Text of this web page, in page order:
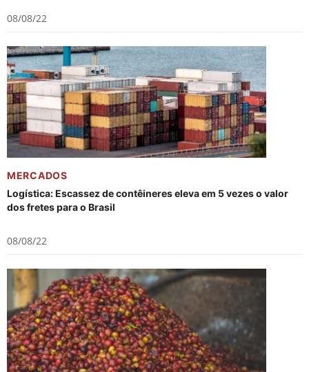
08/08/22
MERCADOS
Logística: Escassez de contêineres eleva em 5 vezes o valor
dos fretes para o Brasil
08/08/22